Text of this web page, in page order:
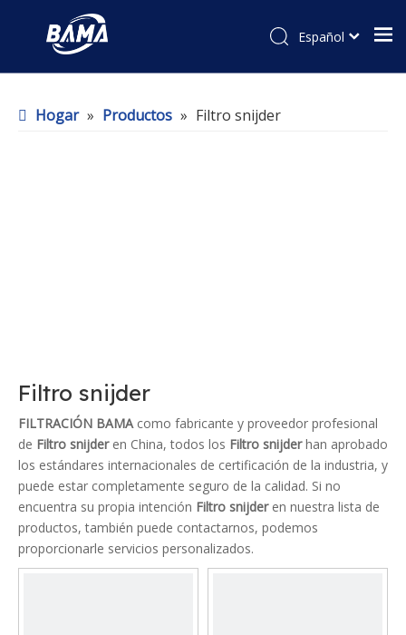
Español
Hogar » Productos » Filtro snijder
Filtro snijder
FILTRACIÓN BAMAcomo fabricante y proveedor profesional
de Filtro snijderen China, todos los Filtro snijderhan aprobado
los estándares internacionales de certificación de la industria, y
puede estar completamente seguro de la calidad. Si no
encuentra su propia intención Filtro snijderen nuestra lista de
productos, también puede contactarnos, podemos
proporcionarle servicios personalizados.